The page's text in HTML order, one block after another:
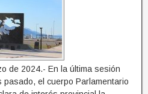
de 2024.- En la última sesión
pasado, el cuerpo Parlamentario